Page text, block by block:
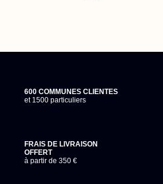
600 COMMUNES CLIENTES
et 1500 particuliers
FRAIS DE LIVRAISON
OFFERT
à partir de 350 €